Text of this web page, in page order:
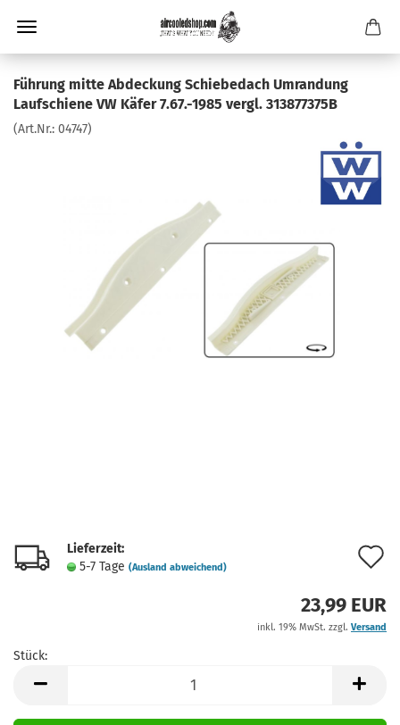
Führung mitte Abdeckung Schiebedach Umrandung
Laufschiene VW Käfer 7.67.-1985 vergl. 313877375B
(Art.Nr.: 04747)
Lieferzeit:
5-7 Tage (Ausland abweichend)
23,99 EUR
inkl. 19% MwSt. zzgl. Versand
Stück: